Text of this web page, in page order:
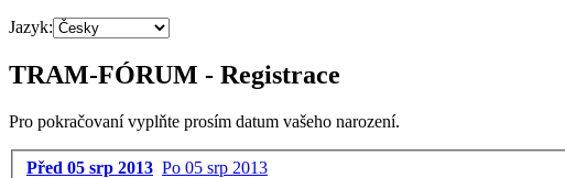
Jazyk:
TRAM-FÓRUM - Registrace
Pro pokračovaní vyplňte prosím datum vašeho narození.
Před 05 srp 2013 Po 05 srp 2013